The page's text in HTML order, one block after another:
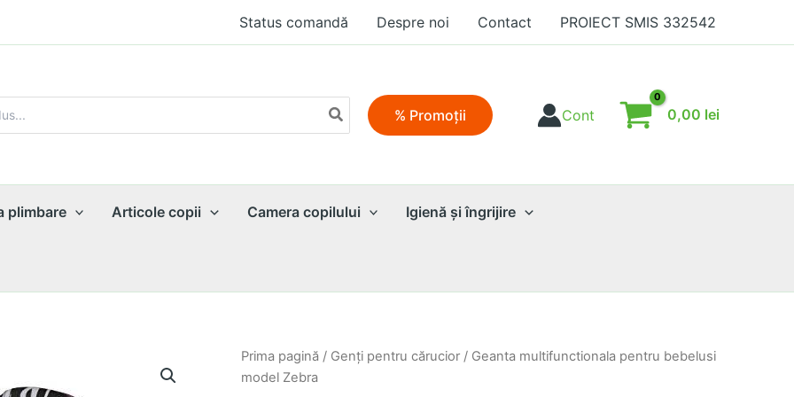
Status comandă Despre noi Contact PROIECT SMIS 332542
% Promoţii Cont 0,00 lei
plimbare Articole copii Camera copilului Igienă şi îngrijire
Prima pagină / Genţi pentru cărucior / Geanta multifunctionala pentru bebelusi
model Zebra